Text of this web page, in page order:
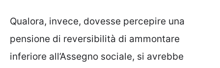
Qualora, invece, dovesse percepire una
pensione di reversibilità di ammontare
inferiore all’Assegno sociale, si avrebbe